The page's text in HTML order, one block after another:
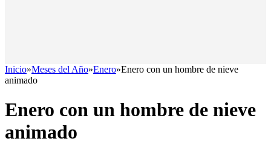
Inicio»Meses del Año»Enero»Enero con un hombre de nieve
animado
Enero con un hombre de nieve
animado